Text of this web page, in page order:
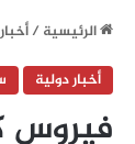
الرئيسية/
أخبار دولية
فيروس